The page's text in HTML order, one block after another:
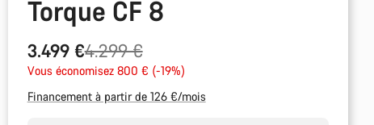
Torque CF 8
3.499 €
Prix
d’origine
4.299 €
Vous économisez 800 € (-19%)
Financement à partir de 126 €/mois